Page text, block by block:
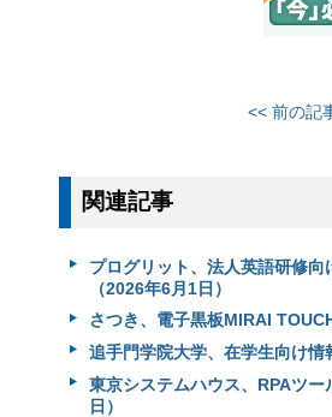
<< 前の記
関連記事
プログリット、法人英語研修
（2026年6月1日）
さつき、電子黒板MIRAI
追手門学院大学、在学生向け情
東京システムハウス、RPAツ
日）